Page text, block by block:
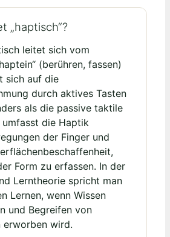
„haptisch“?
leitet sich vom
(berühren, fassen)
sich auf die
durch aktives Tasten
als die passive taktile
umfasst die Haptik
der Finger und
Form zu erfassen. In der
Lerntheorie spricht man
Lernen, wenn Wissen
und Begreifen von
erworben wird.